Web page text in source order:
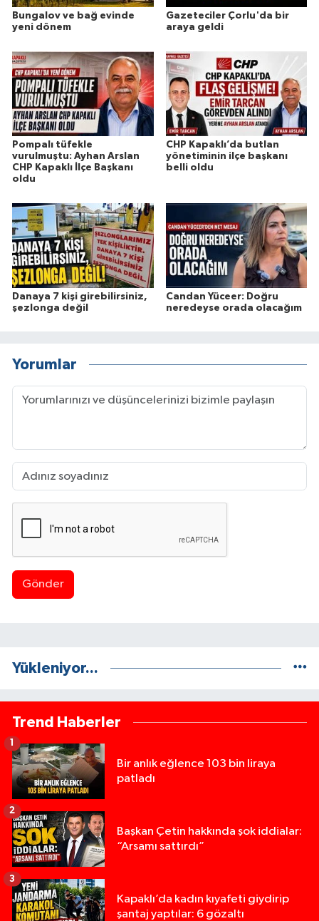
Bungalov ve bağ evinde
yeni dönem
Gazeteciler Çorlu'da bir
araya geldi
Pompalı tüfekle
vurulmuştu: Ayhan Arslan
CHP Kapaklı İlçe Başkanı
oldu
CHP Kapaklı’da butlan
yönetiminin ilçe başkanı
belli oldu
Danaya 7 kişi girebilirsiniz,
şezlonga değil
Candan Yüceer: Doğru
neredeyse orada olacağım
Yorumlar
Gönder
Yükleniyor...
Trend Haberler
Bir anlık eğlence 103 bin liraya
patladı
1
Başkan Çetin hakkında şok iddialar:
“Arsamı sattırdı”
2
Kapaklı’da kadın kıyafeti giydirip
şantaj yaptılar: 6 gözaltı
3